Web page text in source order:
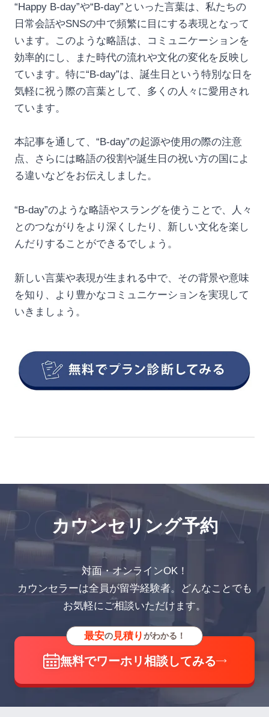
“Happy B-day”や“B-day”といった言葉は、私たちの
日常会話やSNSの中で頻繁に目にする表現となって
います。このような略語は、コミュニケーションを
効率的にし、また時代の流れや文化の変化を反映し
ています。特に“B-day”は、誕生日という特別な日を
気軽に祝う際の言葉として、多くの人々に愛用され
ています。
本記事を通して、“B-day”の起源や使用の際の注意
点、さらには略語の役割や誕生日の祝い方の国によ
る違いなどをお伝えしました。
“B-day”のような略語やスラングを使うことで、人々
とのつながりをより深くしたり、新しい文化を楽し
んだりすることができるでしょう。
新しい言葉や表現が生まれる中で、その背景や意味
を知り、より豊かなコミュニケーションを実現して
いきましょう。
カウンセリング予約
対面・オンラインOK！
カウンセラーは全員が留学経験者。どんなことでも
お気軽にご相談いただけます。
最安の見積りがわかる！
無料でワーホリ相談してみる